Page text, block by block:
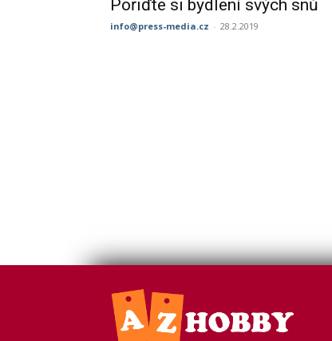
Pořiďte si bydlení svých snů
info@press-media.cz - 28.2.2019